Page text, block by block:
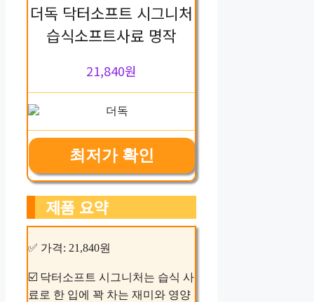
더독 닥터소프트 시그니처
습식소프트사료 명작
21,840원
최저가 확인
제품 요약
✅ 가격: 21,840원
☑️ 닥터소프트 시그니처는 습식 사
료로 한 입에 꽉 차는 재미와 영양